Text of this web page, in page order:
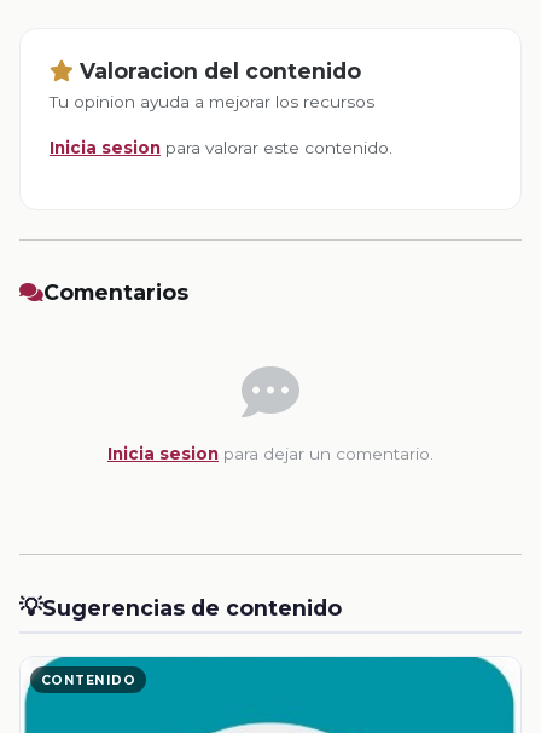
Valoracion del contenido
Tu opinion ayuda a mejorar los recursos
Inicia sesion para valorar este contenido.
Comentarios
Inicia sesion para dejar un comentario.
💡Sugerencias de contenido
CONTENIDO